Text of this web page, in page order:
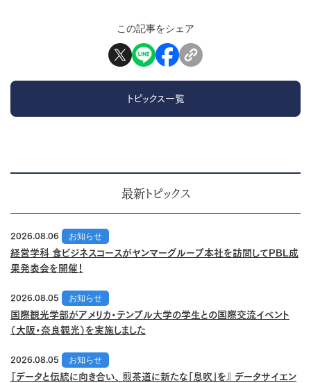
この記事をシェア
トピックス一覧
最新トピックス
2026.08.06
お知らせ
経営学科 食ビジネスコースがヤンマーグループ本社を訪問してPBL成
果発表会を開催！
2026.08.05
お知らせ
国際観光学部がアメリカ・テンプル大学の学生との国際交流イベント
（大阪・奈良観光）を実施しました
2026.08.05
お知らせ
『データと伝統に向き合い、 煎茶道に新たな「息吹」を』 データサイエン